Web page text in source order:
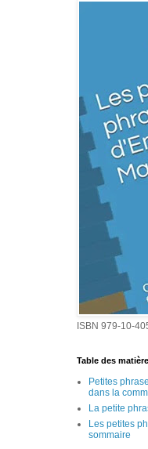
ISBN 979-10-
Table des
Petites
dans la
La petite
Les petites
sommaire